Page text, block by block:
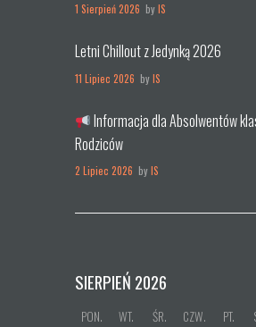
1 Sierpień 2026 byIS
Letni Chillout z Jedynką 2026
11 Lipiec 2026 byIS
Informacja dla Absolwentów
Rodziców
2 Lipiec 2026 byIS
SIERPIEŃ 2026
PON. WT. ŚR. CZW. PT.